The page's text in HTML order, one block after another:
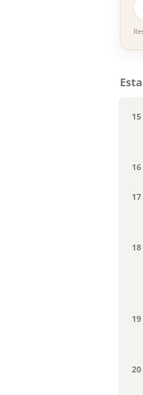
15
16
17
18
19
20